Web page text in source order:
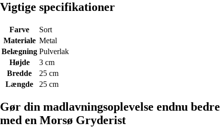
Vigtige specifikationer
Farve
Sort
Materiale Metal
Belægning Pulverlak
Højde
3 cm
Bredde
25 cm
Længde
25 cm
Gør din madlavningsoplevelse endnu bedre
med en Morsø Gryderist